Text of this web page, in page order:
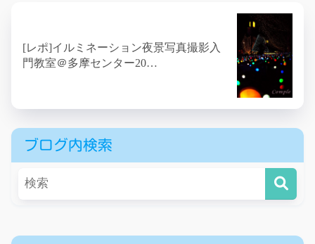
[レポ]イルミネーション夜景写真撮影入
門教室＠多摩センター20…
ブログ内検索